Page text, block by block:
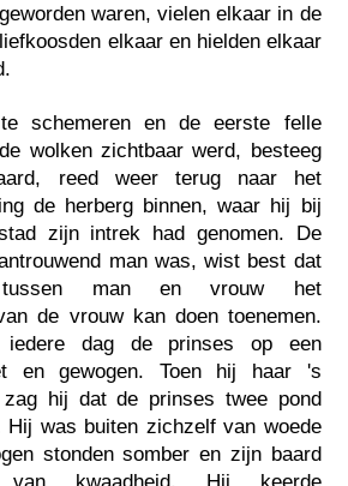
waren, vielen elkaar in de
elkaar en hielden elkaar
schemeren en de eerste felle
wolken zichtbaar werd, besteeg
reed weer terug naar het
de herberg binnen, waar hij bij
zijn intrek had genomen. De
man was, wist best dat
man en vrouw het
de vrouw kan doen toenemen.
iedere dag de prinses op een
en gewogen. Toen hij haar 's
zag hij dat de prinses twee pond
Hij was buiten zichzelf van woede
stonden somber en zijn baard